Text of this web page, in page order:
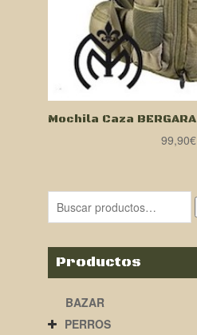
Mochila Caza BERGARA
99,90€
Productos
BAZAR
PERROS